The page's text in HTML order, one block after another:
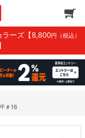
ラーズ 【8,800円（税込）
＃16